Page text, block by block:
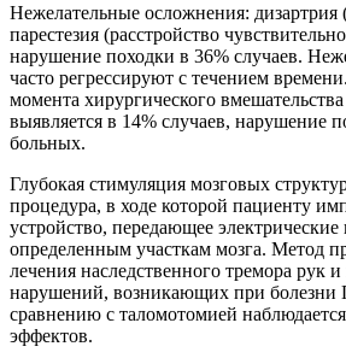
Нежелательные осложнения: дизартрия
парестезия (расстройство
нарушение походки в 36% случаев.
часто регрессируют с течением
момента хирургического вмешательства
выявляется в 14% случаев, нарушение
больных.
Глубокая стимуляция мозговых
процедура, в ходе которой пациенту
устройство, передающее
определенным участкам мозга. Метод
лечения наследственного тремора рук
нарушений, возникающих при болезни
сравнению с таломотомией
эффектов.